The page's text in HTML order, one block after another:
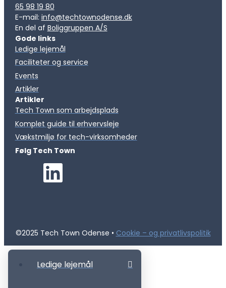
65 98 19 80
E-mail: info@techtownodense.dk
En del af Boliggruppen A/S
Gode links
Ledige lejemål
Faciliteter og service
Events
Artikler
Artikler
Tech Town som arbejdsplads
Komplet guide til erhvervsleje
Vækstmiljø for tech-virksomheder
Følg Tech Town
©2025 Tech Town Odense • Cookie – og privatlivspolitik
Ledige lejemål